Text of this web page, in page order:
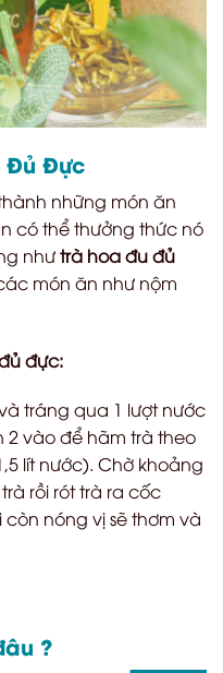
Đủ Đực
những món ăn
có thể thưởng thức nó
nhưtrà hoa đu đủ
món ăn như nộm
đực:
tráng qua 1 lượt nước
2 vào để hãm trà theo
lít nước). Chờ khoảng
rồi rót trà ra cốc
nóng vị sẽ thơm và
?